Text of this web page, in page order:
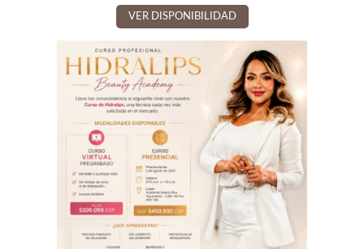
VER DISPONIBILIDAD